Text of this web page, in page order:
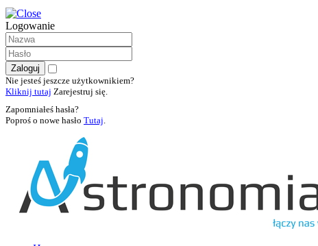
Logowanie
Nie jesteś jeszcze użytkownikiem?
Kliknij tutaj Zarejestruj się.
Zapomniałeś hasła?
Poproś o nowe hasło Tutaj.